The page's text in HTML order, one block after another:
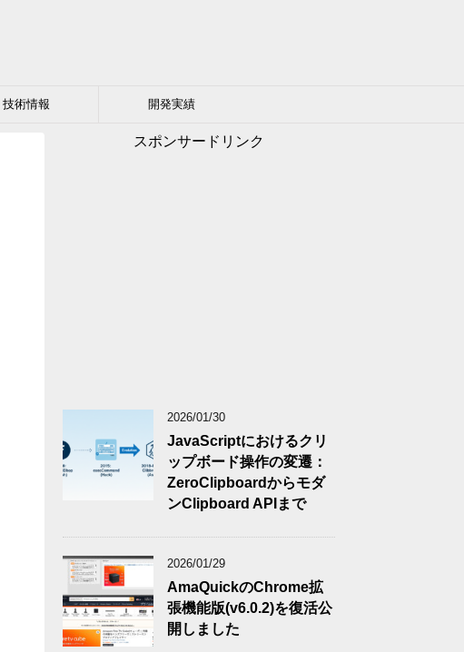
技術情報 開発実績
スポンサードリンク
2026/01/30
JavaScriptにおけるクリ
ップボード操作の変遷：
ZeroClipboardからモダ
ンClipboard APIまで
2026/01/29
AmaQuickのChrome拡
張機能版(v6.0.2)を復活公
開しました